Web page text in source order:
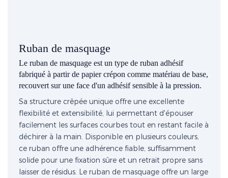
Ruban de masquage
Le ruban de masquage est un type de ruban adhésif
fabriqué à partir de papier crépon comme matériau de base,
recouvert sur une face d'un adhésif sensible à la pression.
Sa structure crêpée unique offre une excellente
flexibilité et extensibilité, lui permettant d'épouser
facilement les surfaces courbes tout en restant facile à
déchirer à la main. Disponible en plusieurs couleurs,
ce ruban offre une adhérence fiable, suffisamment
solide pour une fixation sûre et un retrait propre sans
laisser de résidus. Le ruban de masquage offre un large